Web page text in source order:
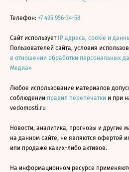
Телефон: +7 495 956-34-58
Сайт использует IP адреса, cookie и
Пользователей сайта, условия
в отношении обработки персональных
Медиа»
Любое использование материалов
соблюдении правил перепечатки и при
vedomosti.ru
Новости, аналитика, прогнозы и другие
на данном сайте, не являются офертой
или продаже каких-либо активов.
На информационном ресурсе